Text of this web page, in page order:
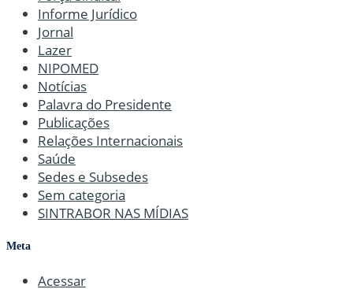
Informe Jurídico
Jornal
Lazer
NIPOMED
Notícias
Palavra do Presidente
Publicações
Relações Internacionais
Saúde
Sedes e Subsedes
Sem categoria
SINTRABOR NAS MÍDIAS
Meta
Acessar